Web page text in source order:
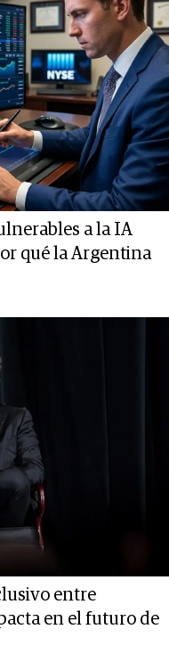
a la IA
qué la Argentina
entre
en el futuro de